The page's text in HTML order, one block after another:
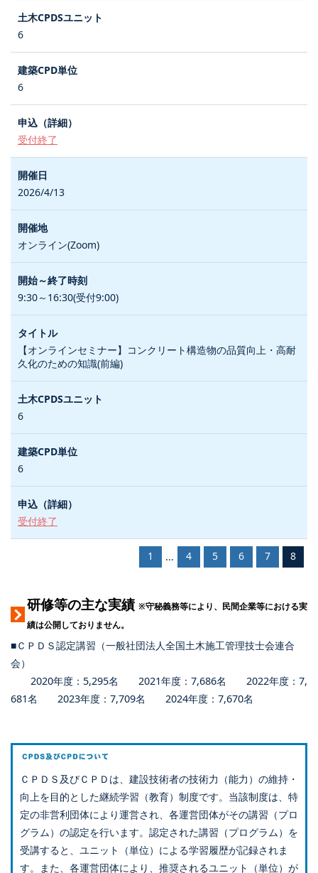
6
6
受付終了
2026/4/13
オンライン(Zoom)
9:30～16:30(受付9:00)
【オンラインセミナー】コンクリート構造物の品質向上・高耐
久化のための知識(前編)
6
6
受付終了
1 ... 4 5 6 7 8
研修等の主な実績 ※守秘義務等により、民間企業等における実
績は公開しておりません。
■ＣＰＤＳ認定講習（一般社団法人全国土木施工管理技士会連合
会）
2020年度：5,295名 2021年度：7,686名 2022年度：7,
681名 2023年度：7,709名 2024年度：7,670名
ＣＰＤＳ及びＣＰＤは、建設技術者の技術力（能力）の維持・
向上を目的とした継続学習（教育）制度です。当該制度は、特
定の非営利団体により運営され、各運営団体がその講習（プロ
グラム）の認定を行います。認定された講習（プログラム）を
受講すると、ユニット（単位）による学習履歴が記録されま
す。また、各運営団体により、推奨されるユニット（単位）が